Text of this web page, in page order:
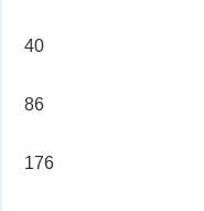
40
86
176